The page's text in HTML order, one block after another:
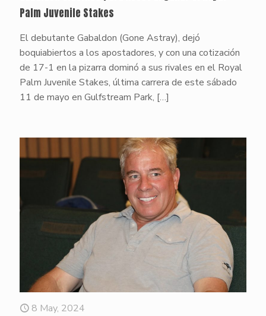
Palm Juvenile Stakes
El debutante Gabaldon (Gone Astray), dejó
boquiabiertos a los apostadores, y con una cotización
de 17-1 en la pizarra dominó a sus rivales en el Royal
Palm Juvenile Stakes, última carrera de este sábado
11 de mayo en Gulfstream Park, […]
8 May, 2024